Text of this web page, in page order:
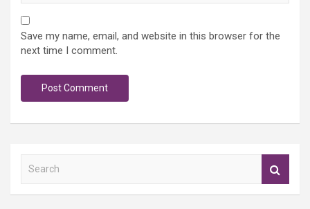
Save my name, email, and website in this browser for the
next time I comment.